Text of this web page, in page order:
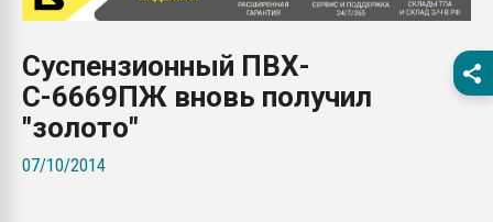
28.07.2026
28.07.2026
Суспензионный ПВХ-
С-6669ПЖ вновь получил
"золото"
07/10/2014